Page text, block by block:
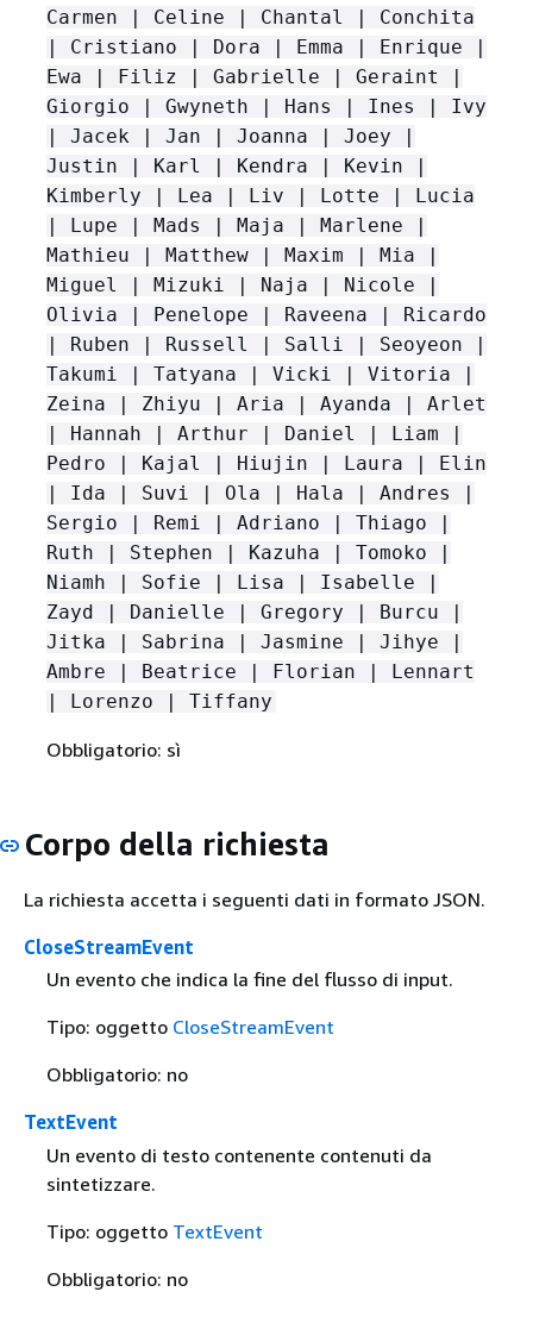
Carmen | Celine | Chantal | Conchita
| Cristiano | Dora | Emma | Enrique |
Ewa | Filiz | Gabrielle | Geraint |
Giorgio | Gwyneth | Hans | Ines | Ivy
| Jacek | Jan | Joanna | Joey |
Justin | Karl | Kendra | Kevin |
Kimberly | Lea | Liv | Lotte | Lucia
| Lupe | Mads | Maja | Marlene |
Mathieu | Matthew | Maxim | Mia |
Miguel | Mizuki | Naja | Nicole |
Olivia | Penelope | Raveena | Ricardo
| Ruben | Russell | Salli | Seoyeon |
Takumi | Tatyana | Vicki | Vitoria |
Zeina | Zhiyu | Aria | Ayanda | Arlet
| Hannah | Arthur | Daniel | Liam |
Pedro | Kajal | Hiujin | Laura | Elin
| Ida | Suvi | Ola | Hala | Andres |
Sergio | Remi | Adriano | Thiago |
Ruth | Stephen | Kazuha | Tomoko |
Niamh | Sofie | Lisa | Isabelle |
Zayd | Danielle | Gregory | Burcu |
Jitka | Sabrina | Jasmine | Jihye |
Ambre | Beatrice | Florian | Lennart
| Lorenzo | Tiffany
Obbligatorio: sì
Corpo della richiesta
La richiesta accetta i seguenti dati in formato JSON.
CloseStreamEvent
Un evento che indica la fine del flusso di input.
Tipo: oggetto CloseStreamEvent
Obbligatorio: no
TextEvent
Un evento di testo contenente contenuti da
sintetizzare.
Tipo: oggetto TextEvent
Obbligatorio: no